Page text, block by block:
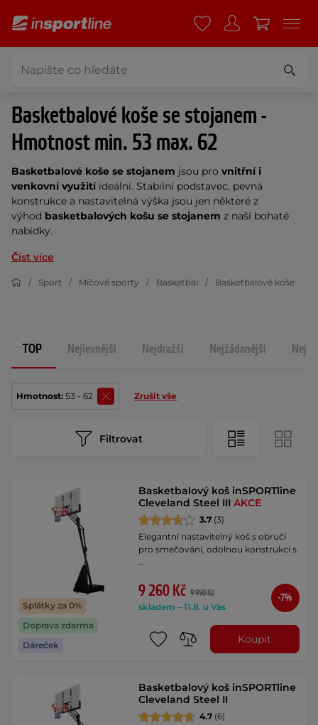
Basketbalové koše se stojanem -
Hmotnost min. 53 max. 62
Basketbalové koše se stojanem jsou pro vnitřní i
venkovní využitíideální. Stabilní podstavec, pevná
konstrukce a nastavitelná výška jsou jen některé z
výhod basketbalových košu se stojanem z naší bohaté
nabídky.
Číst více
Sport Míčové sporty Basketbal Basketbalové koše
TOP Nejlevnější Nejdražší Nejžádanější
Hmotnost: 53 - 62 Zrušit vše
Filtrovat
Splátky za 0%
Doprava zdarma
Dáreček
Basketbalový koš inSPORTline
Cleveland Steel IIIAKCE
3.7 (3)
Elegantní nastavitelný koš s obručí
pro smečování, odolnou konstrukcí s
…
9 260 Kč 9 990 Kč
skladem – 11.8. u Vás
-7%
Koupit
Basketbalový koš inSPORTline
Cleveland Steel II
4.7 (6)